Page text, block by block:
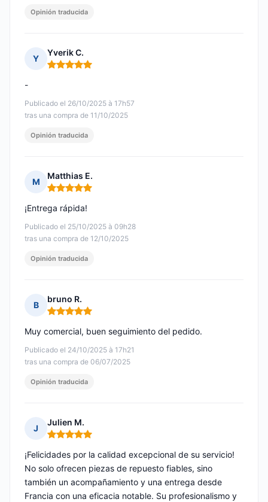
Opinión traducida
Y
Yverik C.
Nota: 5 de 5
Publicado el 26/10/2025 à 17h57
tras una compra de 11/10/2025
-
Opinión traducida
M
Matthias E.
Nota: 5 de 5
Publicado el 25/10/2025 à 09h28
tras una compra de 12/10/2025
¡Entrega rápida!
Opinión traducida
B
bruno R.
Nota: 5 de 5
Publicado el 24/10/2025 à 17h21
tras una compra de 06/07/2025
Muy comercial, buen seguimiento del pedido.
Opinión traducida
J
Julien M.
Nota: 5 de 5
¡Felicidades por la calidad excepcional de su servicio!
No solo ofrecen piezas de repuesto fiables, sino
también un acompañamiento y una entrega desde
Francia con una eficacia notable. Su profesionalismo y